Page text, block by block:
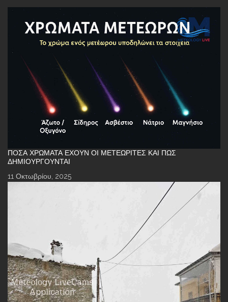
ΠΌΣΑ ΧΡΏΜΑΤΑ ΈΧΟΥΝ ΟΙ ΜΕΤΕΩΡΊΤΕΣ ΚΑΙ ΠΏΣ
ΔΗΜΙΟΥΡΓΟΎΝΤΑΙ
11 Οκτωβρίου, 2025